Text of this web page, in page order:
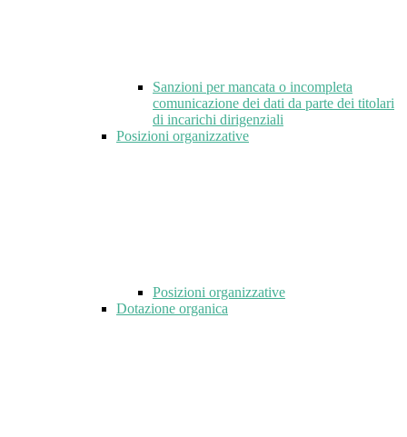
Sanzioni per mancata o incompleta
comunicazione dei dati da parte dei titolari
di incarichi dirigenziali
Posizioni organizzative
Posizioni organizzative
Dotazione organica